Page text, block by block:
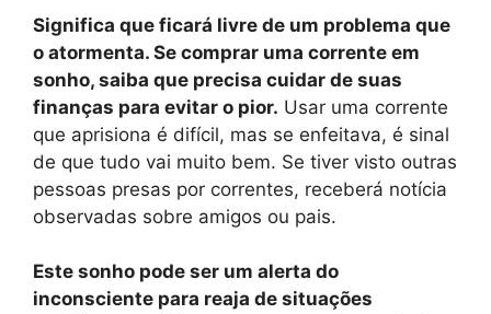
Significa que ficará livre de um problema que
o atormenta. Se comprar uma corrente em
sonho, saiba que precisa cuidar de suas
finanças para evitar o pior. Usar uma corrente
que aprisiona é difícil, mas se enfeitava, é sinal
de que tudo vai muito bem. Se tiver visto outras
pessoas presas por correntes, receberá notícia
observadas sobre amigos ou pais.
Este sonho pode ser um alerta do
inconsciente para reaja de situações